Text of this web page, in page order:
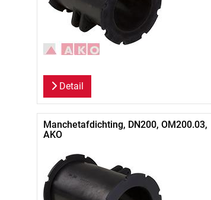
Detail
Manchetafdichting, DN200, OM200.03,
AKO